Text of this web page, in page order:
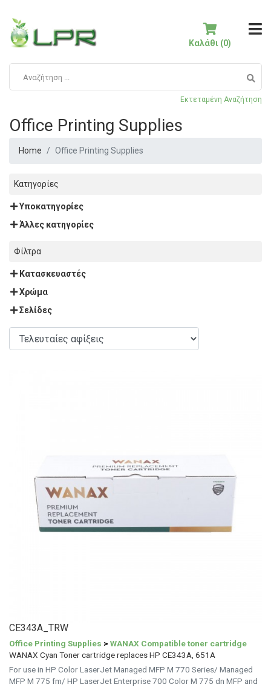
Εκτεταμένη Αναζήτηση
Καλάθι (0)
Office Printing Supplies
Home Office Printing Supplies
Κατηγορίες
Υποκατηγορίες
Άλλες κατηγορίες
Φίλτρα
Κατασκευαστές
Χρώμα
Σελίδες
CE343A_TRW
Office Printing Supplies > WANAX Compatible toner cartridge
WANAX Cyan Toner cartridge replaces HP CE343A, 651A
For use in HP Color LaserJet Managed MFP M 770 Series/ Managed
MFP M 775 fm/ HP LaserJet Enterprise 700 Color M 775 dn MFP and